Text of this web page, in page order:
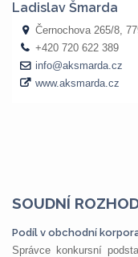
SOUDNÍ
Podíl v obchodní
Správce konkursní